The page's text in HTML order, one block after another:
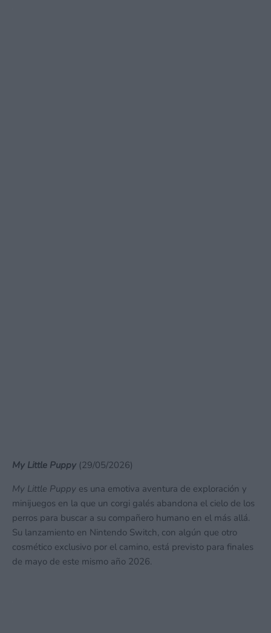
My Little Puppy (29/05/2026)
My Little Puppy es una emotiva aventura de exploración y
minijuegos en la que un corgi galés abandona el cielo de los
perros para buscar a su compañero humano en el más allá.
Su lanzamiento en Nintendo Switch, con algún que otro
cosmético exclusivo por el camino, está previsto para finales
de mayo de este mismo año 2026.